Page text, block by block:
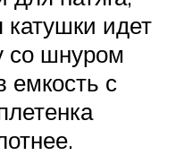
идет
со шнуром
емкость с